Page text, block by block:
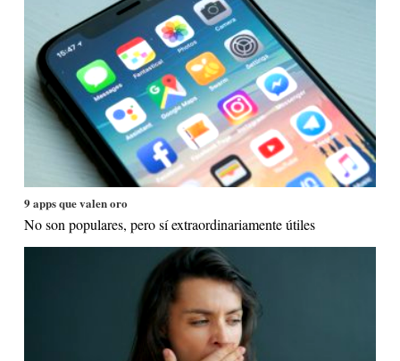
9 apps que valen oro
No son populares, pero sí extraordinariamente útiles